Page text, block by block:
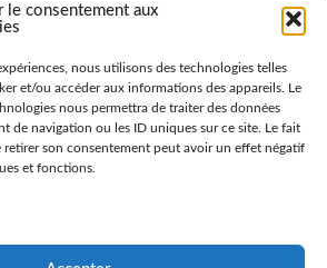
le consentement aux
nous utilisons des technologies telles
et/ou accéder aux informations des appareils. Le
nous permettra de traiter des données
de navigation ou les ID uniques sur ce site. Le fait
retirer son consentement peut avoir un effet négatif
et fonctions.
des e-mails et confirme avoir
la politique de confidentialité.
collecte votre adresse mail
notre lettre d’information. Vous
gestion de vos données personnelles
rendez-vous sur la page